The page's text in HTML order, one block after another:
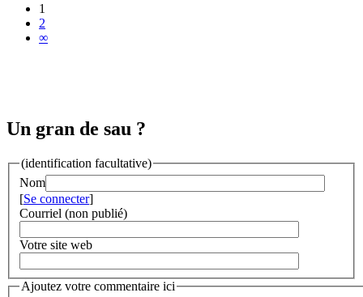
1
2
∞
Un gran de sau ?
(identification facultative)
Nom
[Se connecter]
Courriel (non publié)
Votre site web
Ajoutez votre commentaire ici